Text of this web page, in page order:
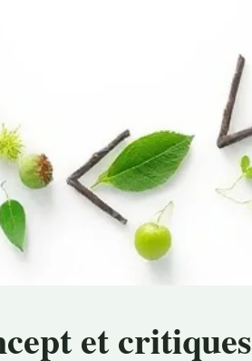
et critiques